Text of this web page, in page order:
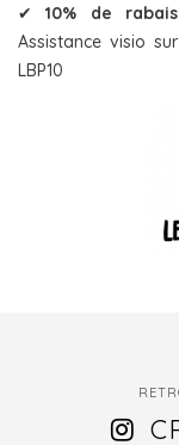
✔10% de rabais
Assistance visio
LBP10